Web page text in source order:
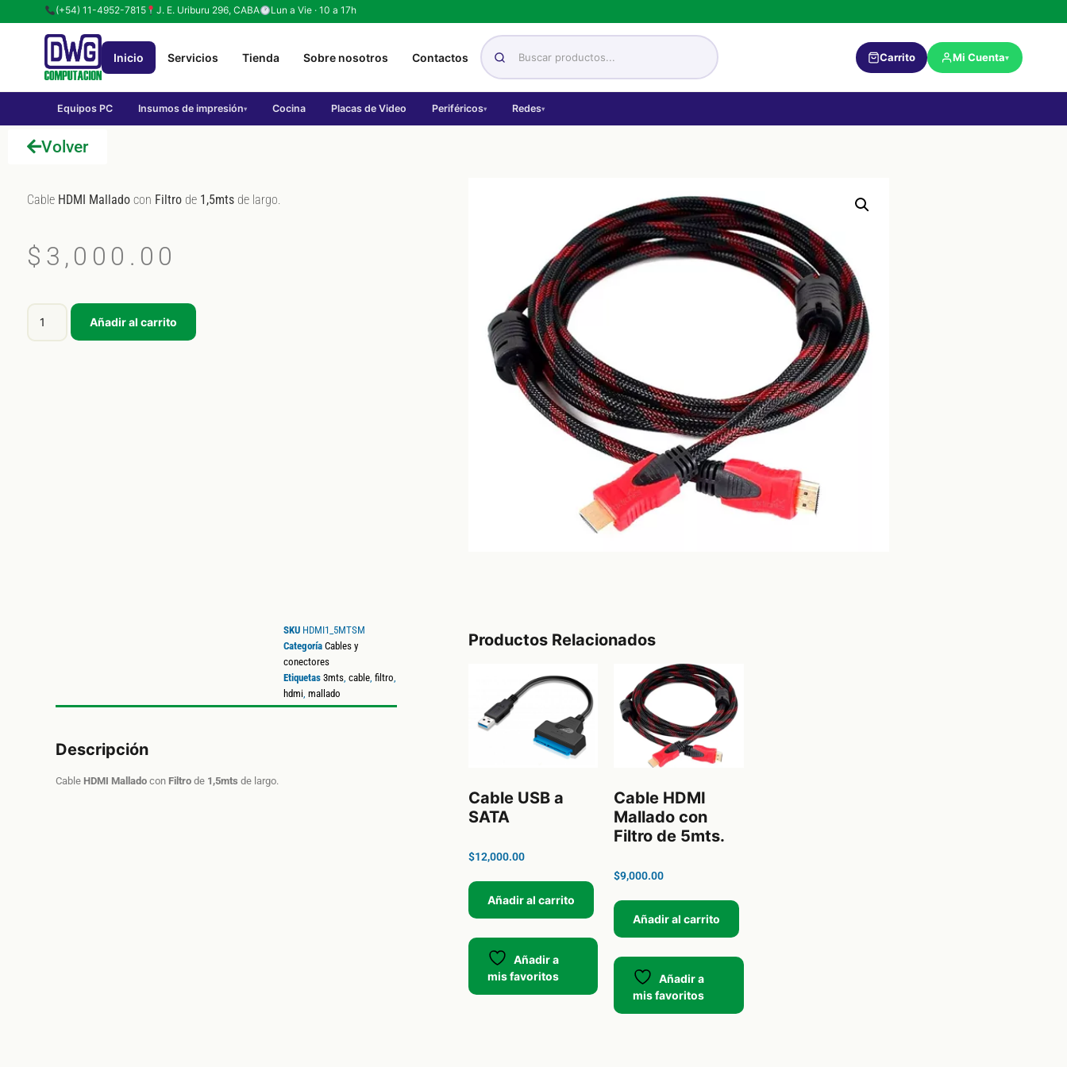
(+54) 11-4952-7815 J. E. Uriburu 296, CABA Lun a Vie · 10 a 17h
Inicio Servicios Tienda Sobre nosotros Contactos Carrito Mi Cuenta▾
Equipos PC Insumos de impresión▾ Cocina Placas de Video Periféricos▾ Redes▾
Volver
Cable HDMI Mallado con Filtro de 1,5mts de largo.
$ 3,000.00
Añadir al carrito
SKU HDMI1_5MTSM
Categoría Cables y
conectores
Etiquetas 3mts, cable, filtro,
hdmi, mallado
Descripción
Cable HDMI Mallado con Filtro de 1,5mts de largo.
Productos Relacionados
Cable USB a
SATA
$12,000.00
Añadir al carrito
Añadir a
mis favoritos
Cable HDMI
Mallado con
Filtro de 5mts.
$9,000.00
Añadir al carrito
Añadir a
mis favoritos